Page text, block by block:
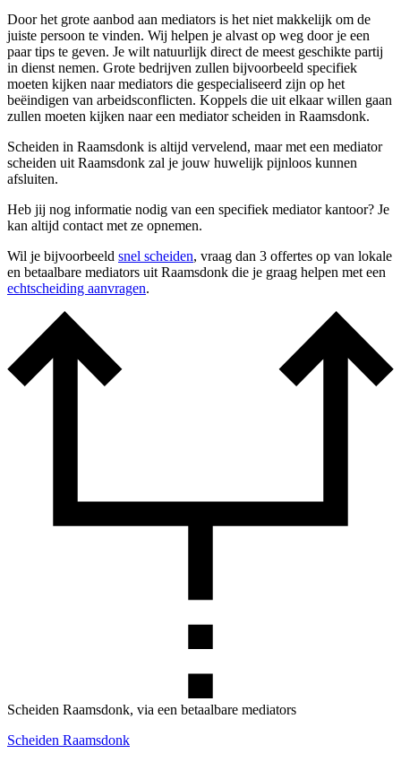
Door het grote aanbod aan mediators is het niet makkelijk om de
juiste persoon te vinden. Wij helpen je alvast op weg door je een
paar tips te geven. Je wilt natuurlijk direct de meest geschikte partij
in dienst nemen. Grote bedrijven zullen bijvoorbeeld specifiek
moeten kijken naar mediators die gespecialiseerd zijn op het
beëindigen van arbeidsconflicten. Koppels die uit elkaar willen gaan
zullen moeten kijken naar een mediator scheiden in Raamsdonk.
Scheiden in Raamsdonk is altijd vervelend, maar met een mediator
scheiden uit Raamsdonk zal je jouw huwelijk pijnloos kunnen
afsluiten.
Heb jij nog informatie nodig van een specifiek mediator kantoor? Je
kan altijd contact met ze opnemen.
Wil je bijvoorbeeld snel scheiden, vraag dan 3 offertes op van lokale
en betaalbare mediators uit Raamsdonk die je graag helpen met een
echtscheiding aanvragen.
Scheiden Raamsdonk, via een betaalbare mediators
Scheiden Raamsdonk